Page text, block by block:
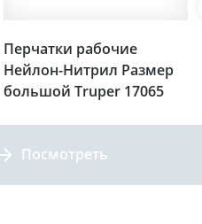
Перчатки рабочие
Нейлон-Нитрил Размер
большой Truper 17065
Посмотреть